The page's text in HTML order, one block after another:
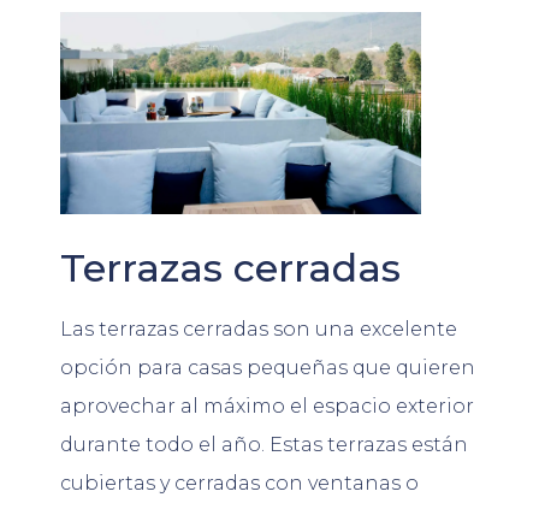
Terrazas cerradas
Las terrazas cerradas son una excelente
opción para casas pequeñas que quieren
aprovechar al máximo el espacio exterior
durante todo el año. Estas terrazas están
cubiertas y cerradas con ventanas o